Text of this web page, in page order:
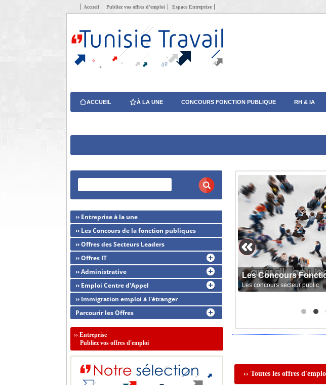
Accueil Publiez vos offres d’emploi Espace Entreprise
ACCUEIL À LA UNE CONCOURS FONCTION PUBLIQUE RH & IA
Les Concours
Les concours secteur public
›› Toutes les offres
›› Entreprise à la une
›› Les Concours de la fonction publiques
›› Offres des Secteurs Leaders
›› Offres IT
›› Administrative
›› Emploi Centre d'Appel
›› Immigration emploi à l'étranger
Parcourir les Offres
›› Entreprise
Publiez vos offres d'emploi